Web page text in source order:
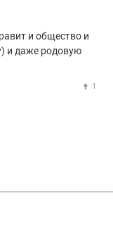
и общество и
и даже родовую
1